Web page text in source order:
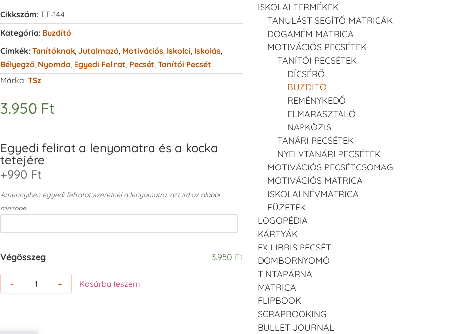
Cikkszám: TT-144
Kategória: Buzdító
Címkék: Tanítóknak, Jutalmazó, Motivációs, Iskolai Iskolás,
Bélyegző, Nyomda Egyedi Felirat Pecsét Tanítói Pecsét
Márka: TSz
3.950 Ft
Egyedi felirat a lenyomatra és a kocka
tetejére
+990 Ft
Amennyiben egyedi feliratot szeretnél a lenyomatra, azt írd az alábbi
mezőbe.
Végösszeg 3.950 Ft
- + Kosárba teszem
ISKOLAI TERMÉKEK
TANULÁST SEGÍTŐ MATRICÁK
DOGAMÉM MATRICA
MOTIVÁCIÓS PECSÉTEK
TANÍTÓI PECSÉTEK
DÍCSÉRŐ
BUZDÍTÓ
REMÉNYKEDŐ
ELMARASZTALÓ
NAPKÖZIS
TANÁRI PECSÉTEK
NYELVTANÁRI PECSÉTEK
MOTIVÁCIÓS PECSÉTCSOMAG
MOTIVÁCIÓS MATRICA
ISKOLAI NÉVMATRICA
FÜZETEK
LOGOPÉDIA
KÁRTYÁK
EX LIBRIS PECSÉT
DOMBORNYOMÓ
TINTAPÁRNA
MATRICA
FLIPBOOK
SCRAPBOOKING
BULLET JOURNAL